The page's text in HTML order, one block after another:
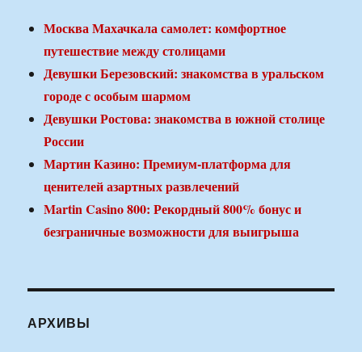
Москва Махачкала самолет: комфортное
путешествие между столицами
Девушки Березовский: знакомства в уральском
городе с особым шармом
Девушки Ростова: знакомства в южной столице
России
Мартин Казино: Премиум-платформа для
ценителей азартных развлечений
Martin Casino 800: Рекордный 800% бонус и
безграничные возможности для выигрыша
АРХИВЫ